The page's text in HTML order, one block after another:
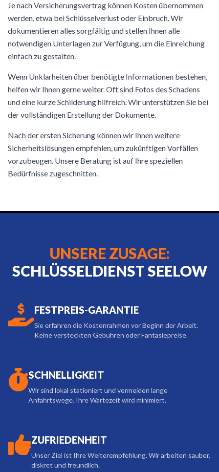
Je nach Versicherungsvertrag können Kosten übernommen
werden, etwa bei Schlüsselverlust oder Einbruch. Wir
dokumentieren alles sorgfältig und stellen Ihnen alle
notwendigen Unterlagen zur Verfügung, um die Einreichung
einfach zu gestalten.
Wenn Unklarheiten über benötigte Informationen bestehen,
helfen wir Ihnen gerne weiter. Oft sind Fotos des Schadens
und eine kurze Schilderung hilfreich. Wir unterstützen Sie bei
der vollständigen Erstellung der Dokumente.
Nach der ersten Sicherung können wir Ihnen weitere
Sicherheitslösungen empfehlen, um zukünftigen Vorfällen
vorzubeugen. Unsere Beratung ist auf Ihre speziellen
Bedürfnisse zugeschnitten.
UNSERE ZUSAGE:
SCHLÜSSELDIENST SEELOW
FESTPREIS-GARANTIE
Sie erfahren die Kostenrahmen vor Beginn der Arbeit.
Keine versteckten Gebühren oder Fantasiepreise.
SCHNELLIGKEIT
Wir sind lokal stationiert und vermeiden lange
Anfahrtswege. Ihre Wartezeit wird minimiert.
ZUFRIEDENHEIT
Unser Ziel ist Ihre Weiterempfehlung. Wir arbeiten sauber,
diskret und freundlich.